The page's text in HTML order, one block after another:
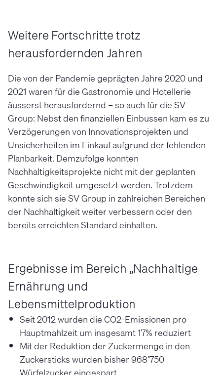
Weitere Fortschritte trotz
herausfordernden Jahren
Die von der Pandemie geprägten Jahre 2020 und
2021 waren für die Gastronomie und Hotellerie
äusserst herausfordernd – so auch für die SV
Group: Nebst den finanziellen Einbussen kam es zu
Verzögerungen von Innovationsprojekten und
Unsicherheiten im Einkauf aufgrund der fehlenden
Planbarkeit. Demzufolge konnten
Nachhaltigkeitsprojekte nicht mit der geplanten
Geschwindigkeit umgesetzt werden. Trotzdem
konnte sich sie SV Group in zahlreichen Bereichen
der Nachhaltigkeit weiter verbessern oder den
bereits erreichten Standard einhalten.
Ergebnisse im Bereich „Nachhaltige
Ernährung und
Lebensmittelproduktion
Seit 2012 wurden die CO2-Emissionen pro
Hauptmahlzeit um insgesamt 17% reduziert
Mit der Reduktion der Zuckermenge in den
Zuckersticks wurden bisher 968’750